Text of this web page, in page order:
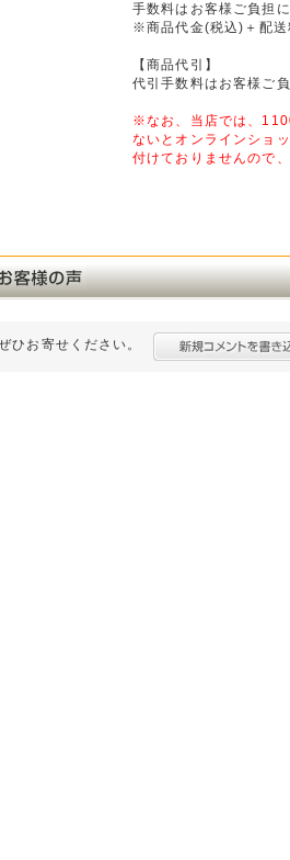
手数料はお客様ご負担に
※商品代金(税込)＋配送
【商品代引】
代引手数料はお客様ご
※なお、当店では、
ないとオンラインショ
付けておりませんので
ひお寄せください。